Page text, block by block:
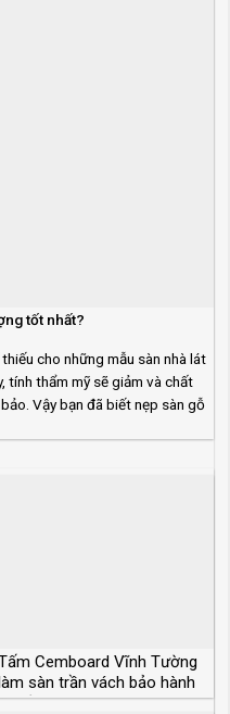
tốt nhất?
cho những mẫu sàn nhà lát
tính thẩm mỹ sẽ giảm và chất
Vậy bạn đã biết nẹp sàn gỗ
Cemboard Vĩnh Tường
sàn trần vách bảo hành
bền 50 năm